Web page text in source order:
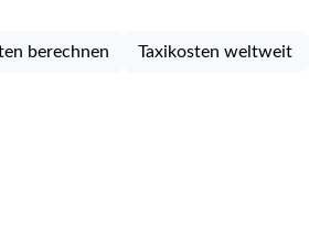
berechnen Taxikosten weltweit